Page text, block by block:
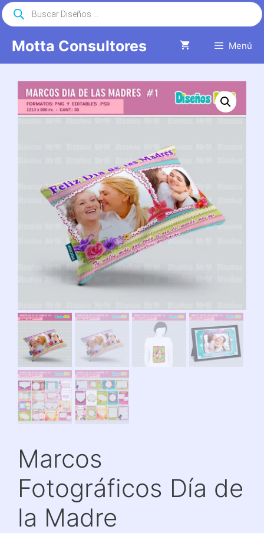
Saltar
al
Motta Consultores Menú
Búsqueda
de
productos
Marcos
Fotográficos Día de
la Madre